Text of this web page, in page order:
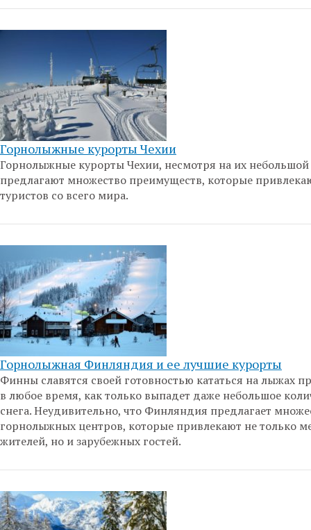
Горнолыжные курорты Чехии
Горнолыжные курорты Чехии, несмотря на их небольшой
предлагают множество преимуществ, которые
туристов со всего мира.
Горнолыжная Финляндия и ее лучшие курорты
Финны славятся своей готовностью кататься на лыжах
в любое время, как только выпадет даже небольшое
снега. Неудивительно, что Финляндия предлагает
горнолыжных центров, которые привлекают не только
жителей, но и зарубежных гостей.